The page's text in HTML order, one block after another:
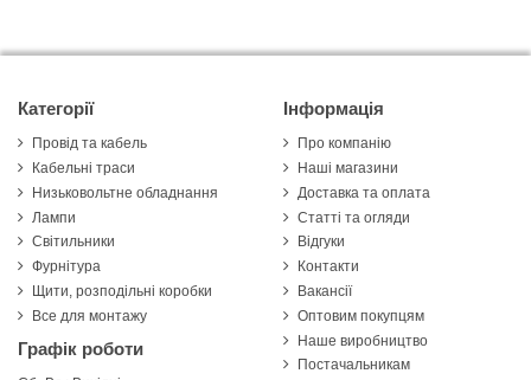
Категорії
Провід та кабель
Кабельні траси
Низьковольтне обладнання
Лампи
Світильники
Фурнітура
Щити, розподільні коробки
Все для монтажу
Графік роботи
Інформація
Про компанію
Наші магазини
Доставка та оплата
Статті та огляди
Відгуки
Контакти
Вакансії
Оптовим покупцям
Наше виробництво
Постачальникам